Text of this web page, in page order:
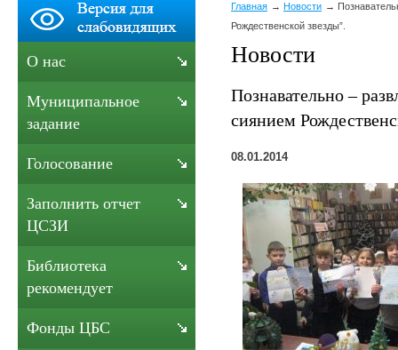
Главная Новости
Рождественской звезды”.
Новости
Познавательно –
сиянием
08.01.2014
О нас
Муниципальное
задание
Голосование
Заполнить отчет
ЦСЗИ
Библиотека
рекомендует
Фонды ЦБС